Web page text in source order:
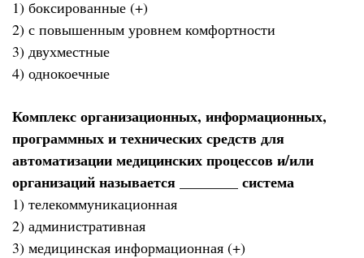
1) боксированные (+)
2) с повышенным уровнем комфортности
3) двухместные
4) однокоечные
Комплекс организационных, информационных,
программных и технических средств для
автоматизации медицинских процессов и/или
организаций называется ________ система
1) телекоммуникационная
2) административная
3) медицинская информационная (+)